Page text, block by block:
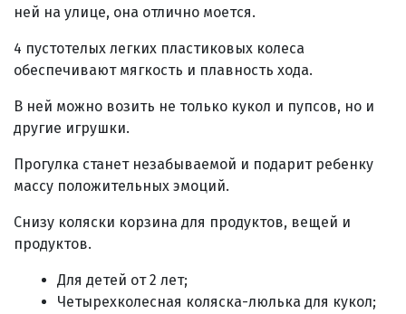
ней на улице, она отлично моется.
4 пустотелых легких пластиковых колеса
обеспечивают мягкость и плавность хода.
В ней можно возить не только кукол и пупсов, но и
другие игрушки.
Прогулка станет незабываемой и подарит ребенку
массу положительных эмоций.
Снизу коляски корзина для продуктов, вещей и
продуктов.
Для детей от 2 лет;
Четырехколесная коляска-люлька для кукол;